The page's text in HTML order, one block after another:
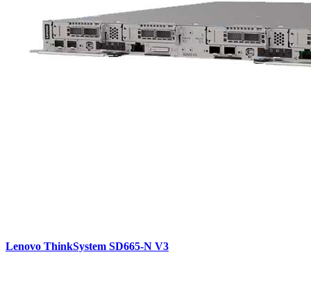
Lenovo ThinkSystem SD665-N V3